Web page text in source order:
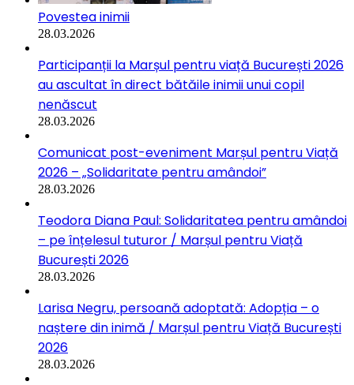
Povestea inimii
28.03.2026
Participanții la Marșul pentru viață București 2026
au ascultat în direct bătăile inimii unui copil
nenăscut
28.03.2026
Comunicat post-eveniment Marșul pentru Viață
2026 – „Solidaritate pentru amândoi”
28.03.2026
Teodora Diana Paul: Solidaritatea pentru amândoi
– pe înțelesul tuturor / Marșul pentru Viață
București 2026
28.03.2026
Larisa Negru, persoană adoptată: Adopția – o
naștere din inimă / Marșul pentru Viață București
2026
28.03.2026